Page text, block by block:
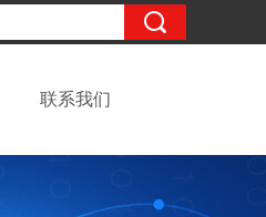
联系我们